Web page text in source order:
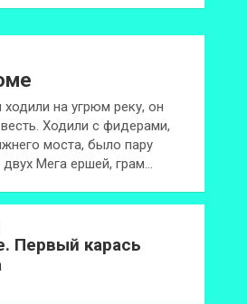
на угрюм реку, он
Ходили с фидерами,
моста, было пару
Мега ершей, грам…
Первый карась